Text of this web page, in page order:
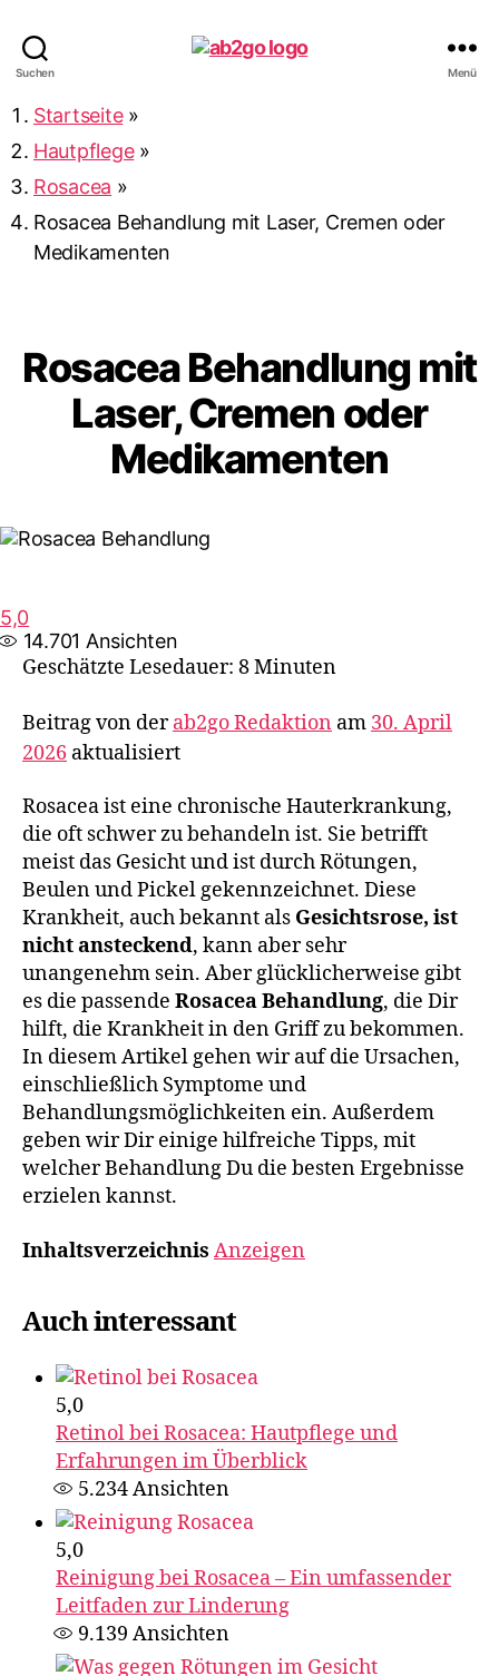
Suchen Menü
Startseite»
Hautpflege»
Rosacea »
Rosacea Behandlung mit Laser, Cremen oder
Medikamenten
Rosacea Behandlung mit
Laser, Cremen oder
Medikamenten
5,0
14.701 Ansichten
Geschätzte Lesedauer: 8 Minuten
Beitrag von derab2go Redaktion am 30. April
2026 aktualisiert
Rosacea ist eine chronische Hauterkrankung,
die oft schwer zu behandeln ist. Sie betrifft
meist das Gesicht und ist durch Rötungen,
Beulen und Pickel gekennzeichnet. Diese
Krankheit, auch bekannt als Gesichtsrose, ist
nicht ansteckend, kann aber sehr
unangenehm sein. Aber glücklicherweise gibt
es die passende Rosacea Behandlung, die Dir
hilft, die Krankheit in den Griff zu bekommen.
In diesem Artikel gehen wir auf die Ursachen,
einschließlich Symptome und
Behandlungsmöglichkeiten ein. Außerdem
geben wir Dir einige hilfreiche Tipps, mit
welcher Behandlung Du die besten Ergebnisse
erzielen kannst.
Inhaltsverzeichnis Anzeigen
Auch interessant
5,0
Retinol bei Rosacea: Hautpflege und
Erfahrungen im Überblick
5.234Ansichten
5,0
Reinigung bei Rosacea – Ein umfassender
Leitfaden zur Linderung
9.139 Ansichten